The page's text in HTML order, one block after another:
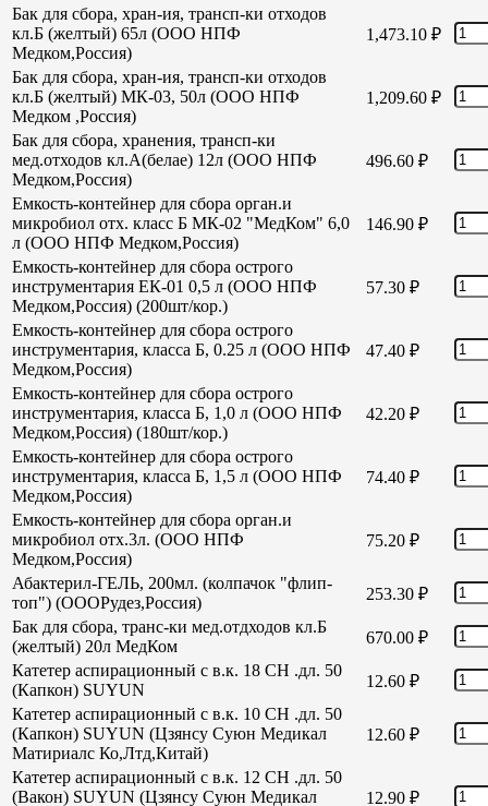
Бак для сбора, хран-ия, трансп-ки отходов
кл.Б (желтый) 65л (ООО НПФ
Медком,Россия)
1,473.10 ₽
Бак для сбора, хран-ия, трансп-ки отходов
кл.Б (желтый) МК-03, 50л (ООО НПФ
Медком ,Россия)
1,209.60 ₽
Бак для сбора, хранения, трансп-ки
мед.отходов кл.А(белае) 12л (ООО НПФ
Медком,Россия)
496.60 ₽
Емкость-контейнер для сбора орган.и
микробиол отх. класс Б МК-02 "МедКом" 6,0
л (ООО НПФ Медком,Россия)
146.90 ₽
Емкость-контейнер для сбора острого
инструментария ЕК-01 0,5 л (ООО НПФ
Медком,Россия) (200шт/кор.)
57.30 ₽
Емкость-контейнер для сбора острого
инструментария, класса Б, 0.25 л (ООО НПФ
Медком,Россия)
47.40 ₽
Емкость-контейнер для сбора острого
инструментария, класса Б, 1,0 л (ООО НПФ
Медком,Россия) (180шт/кор.)
42.20 ₽
Емкость-контейнер для сбора острого
инструментария, класса Б, 1,5 л (ООО НПФ
Медком,Россия)
74.40 ₽
Емкость-контейнер для сбора орган.и
микробиол отх.3л. (ООО НПФ
Медком,Россия)
75.20 ₽
Абактерил-ГЕЛЬ, 200мл. (колпачок "флип-
топ") (ОООРудез,Россия)
253.30 ₽
Бак для сбора, транс-ки мед.отдходов кл.Б
(желтый) 20л МедКом
670.00 ₽
Катетер аспирационный с в.к. 18 СН .дл. 50
(Капкон) SUYUN
12.60 ₽
Катетер аспирационный с в.к. 10 СН .дл. 50
(Капкон) SUYUN (Цзянсу Суюн Медикал
Матириалс Ко,Лтд,Китай)
12.60 ₽
Катетер аспирационный с в.к. 12 СН .дл. 50
(Вакон) SUYUN (Цзянсу Суюн Медикал
12.90 ₽